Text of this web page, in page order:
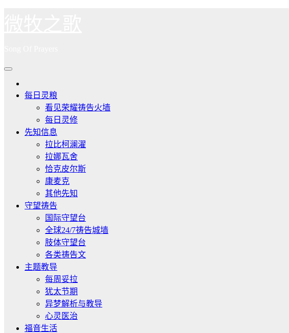
每日灵粮
看见荣耀祷告火墙
每日灵修
先知信息
拉比柯澜濯
拉娜瓦舍
恰克皮尔斯
康麦克
其他先知
守望祷告
国际守望台
全球24/7祷告城墙
肢体守望台
各类祷告文
主题教导
每周妥拉
犹太节期
异梦解析与教导
心灵医治
福音生活